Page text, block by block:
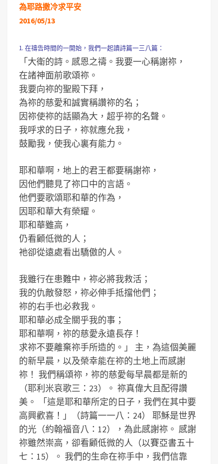
為耶路撒冷求平安
2016/05/13
1. 在禱告時間的一開始，我們一起讀詩篇一三八篇：
「大衛的詩。感恩之禱。我要一心稱謝祢，
在諸神面前歌頌祢。
我要向祢的聖殿下拜，
為祢的慈愛和誠實稱讚祢的名；
因祢使祢的話顯為大，超乎祢的名聲。
我呼求的日子，祢就應允我，
鼓勵我，使我心裏有能力。
耶和華啊，地上的君王都要稱謝祢，
因他們聽見了祢口中的言語。
他們要歌頌耶和華的作為，
因耶和華大有榮耀。
耶和華雖高，
仍看顧低微的人；
祂卻從遠處看出驕傲的人。
我雖行在患難中，祢必將我救活；
我的仇敵發怒，祢必伸手抵擋他們；
祢的右手也必救我。
耶和華必成全關乎我的事；
耶和華啊，祢的慈愛永遠長存！
求祢不要離棄祢手所造的。」
主，為這個美麗
的新早晨，以及榮幸能在祢的土地上而感謝
祢！ 我們稱頌祢，祢的慈愛每早晨都是新的
（耶利米哀歌三：23）。 祢真偉大且配得讚
美。
「這是耶和華所定的日子，我們在其中要
高興歡喜！」（詩篇一一八：24）
耶穌是世界
的光（約翰福音八：12），為此感謝祢。 感謝
祢雖然崇高，卻看顧低微的人（以賽亞書五十
七：15）。 我們的生命在祢手中，我們信靠